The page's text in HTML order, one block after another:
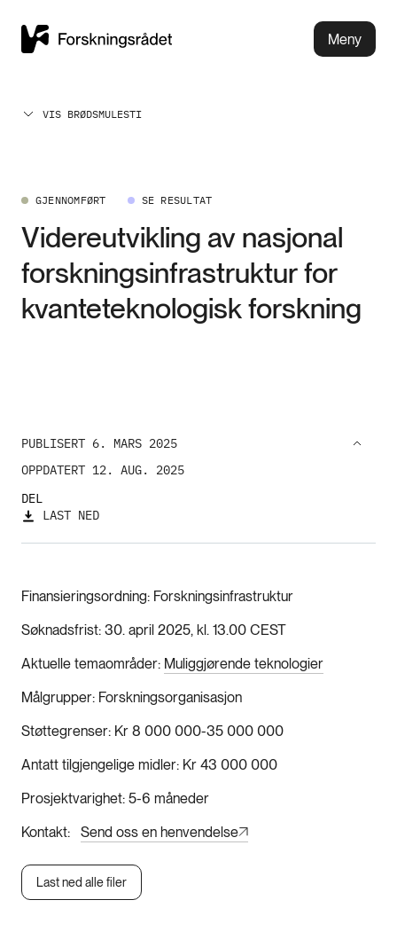
Meny
VIS BRØDSMULESTI
GJENNOMFØRT SE RESULTAT
Videreutvikling av nasjonal
forskningsinfrastruktur for
kvanteteknologisk forskning
PUBLISERT 6. MARS 2025
OPPDATERT 12. AUG. 2025
DEL
LAST NED
Finansieringsordning Forskningsinfrastruktur
Søknadsfrist 30. april 2025, kl. 13.00 CEST
Aktuelle temaområder Muliggjørende teknologier
Målgrupper Forskningsorganisasjon
Støttegrenser Kr 8 000 000-35 000 000
Antatt tilgjengelige midler Kr 43 000 000
Prosjektvarighet 5-6 måneder
Kontakt
Send oss en henvendelse
Last ned alle filer